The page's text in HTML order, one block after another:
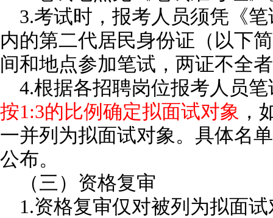
3.考试时，报考人员须凭《
内的第二代居民身份证（以下
间和地点参加笔试，两证不全
4.根据各招聘岗位报考人员
按1:3的比例确定拟面试对象 ，
一并列为拟面试对象。具体名
公布。
（三）资格复审
1.资格复审仅对被列为拟面